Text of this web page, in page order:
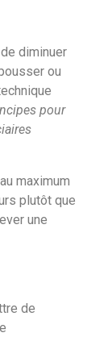
diminuer
ou
pour
maximum
plutôt que
une
de